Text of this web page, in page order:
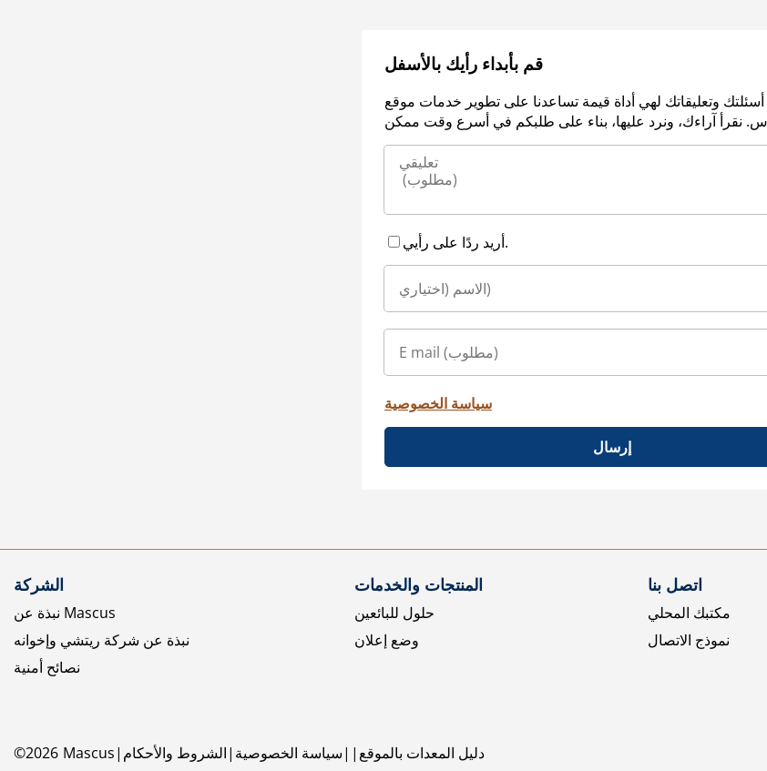
قم بأبداء رأيك بالأسفل
وتعليقاتك لهي أداة قيمة تساعدنا على تطوير خدمات موقع
أريد ردًا على رأيي.
سياسة الخصوصية
إرسال
الشركة
نبذة عن Mascus
نبذة عن شركة ريتشي وإخوانه
نصائح أمنية
المنتجات والخدمات
حلول للبائعين
وضع إعلان
اتصل بنا
مكتبك المحلي
نموذج الاتصال
©2026 Mascus الشروط والأحكام سياسة الخصوصية دليل المعدات بالموقع